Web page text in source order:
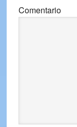
Comentario